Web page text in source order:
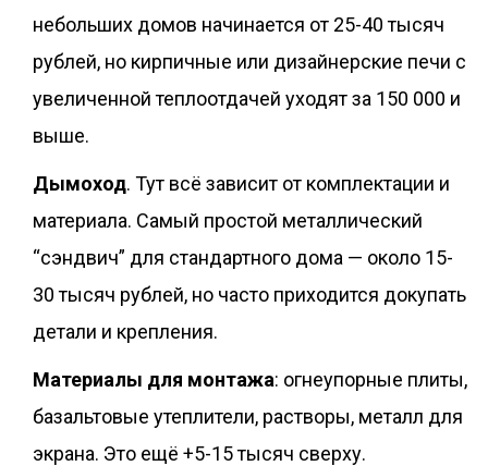
небольших домов начинается от 25-40 тысяч
рублей, но кирпичные или дизайнерские печи с
увеличенной теплоотдачей уходят за 150 000 и
выше.
Дымоход. Тут всё зависит от комплектации и
материала. Самый простой металлический
“сэндвич” для стандартного дома — около 15-
30 тысяч рублей, но часто приходится докупать
детали и крепления.
Материалы для монтажа: огнеупорные плиты,
базальтовые утеплители, растворы, металл для
экрана. Это ещё +5-15 тысяч сверху.